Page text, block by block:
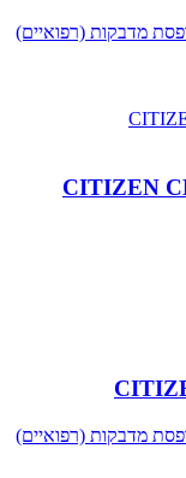
מדבקות (רפואיים)
מדבקות (רפואיים)